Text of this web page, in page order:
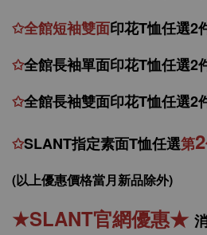
✩全館短袖雙面印花T恤任選2
✩全館長袖單面印花T恤任選2
✩全館長袖雙面印花T恤任選2
✩SLANT指定素面T恤任選第2
(以上優惠價格當月新品除外)
★SLANT官網優惠★